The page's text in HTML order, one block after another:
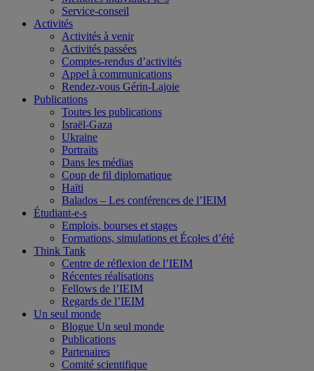
Service-conseil
Activités
Activités à venir
Activités passées
Comptes-rendus d’activités
Appel à communications
Rendez-vous Gérin-Lajoie
Publications
Toutes les publications
Israël-Gaza
Ukraine
Portraits
Dans les médias
Coup de fil diplomatique
Haïti
Balados – Les conférences de l’IEIM
Étudiant-e-s
Emplois, bourses et stages
Formations, simulations et Écoles d’été
Think Tank
Centre de réflexion de l’IEIM
Récentes réalisations
Fellows de l’IEIM
Regards de l’IEIM
Un seul monde
Blogue Un seul monde
Publications
Partenaires
Comité scientifique